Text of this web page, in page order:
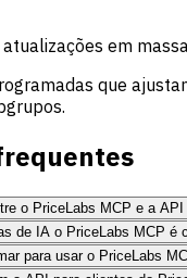
em
que
o PriceLabs MCP e a
acessam as
é como elas se
de IA o PriceLabs MCP é
atualmente
para usar o PriceLabs